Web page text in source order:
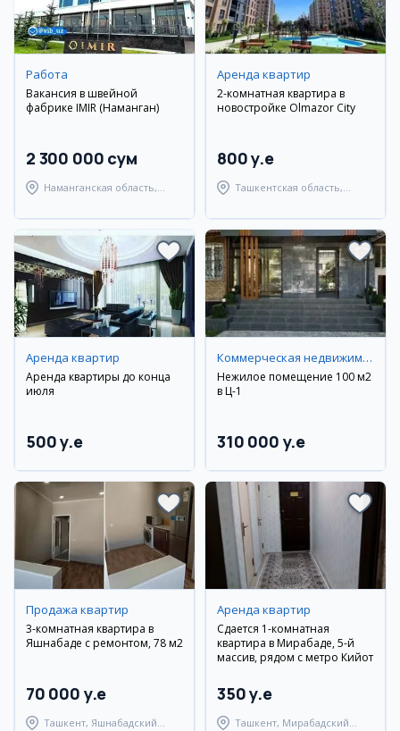
Работа
Вакансия в швейной
фабрике IMIR (Наманган)
2 300 000 сум
Наманганская область,
Аренда квартир
2-комнатная квартира в
новостройке Olmazor City
800 y.e
Ташкентская область,
Аренда квартир
Аренда квартиры до конца
июля
500 y.e
Коммерческая недвижимость
Нежилое помещение 100 м2
в Ц-1
310 000 y.e
Продажа квартир
3-комнатная квартира в
Яшнабаде с ремонтом, 78 м2
70 000 y.e
Ташкент, Яшнабадский
Аренда квартир
Сдается 1-комнатная
квартира в Мирабаде, 5-й
массив, рядом с метро Кийот
350 y.e
Ташкент, Мирабадский